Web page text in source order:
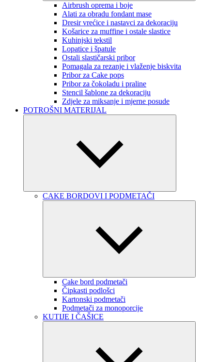
Airbrush oprema i boje
Alati za obradu fondant mase
Dresir vrećice i nastavci za dekoraciju
Košarice za muffine i ostale slastice
Kuhinjski tekstil
Lopatice i špatule
Ostali slastičarski pribor
Pomagala za rezanje i vlaženje biskvita
Pribor za Cake pops
Pribor za čokoladu i praline
Stencil šablone za dekoraciju
Zdjele za miksanje i mjerne posude
POTROŠNI MATERIJAL
CAKE BORDOVI I PODMETAČI
Cake bord podmetači
Čipkasti podlošci
Kartonski podmetači
Podmetači za monoporcije
KUTIJE I ČAŠICE